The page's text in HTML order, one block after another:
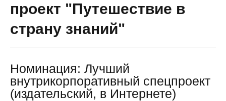
проект "Путешествие в
страну знаний"
Номинация: Лучший
внутрикорпоративный спецпроект
(издательский, в Интернете)